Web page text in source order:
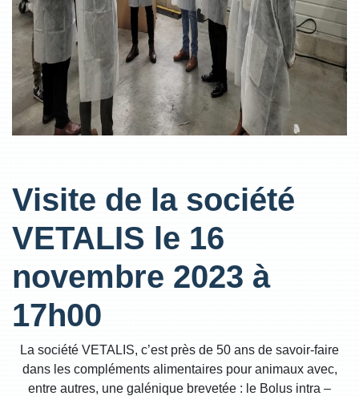
Visite de la société
VETALIS le 16
novembre 2023 à
17h00
La société VETALIS, c’est près de 50 ans de savoir-faire
dans les compléments alimentaires pour animaux avec,
entre autres, une galénique brevetée : le Bolus intra –